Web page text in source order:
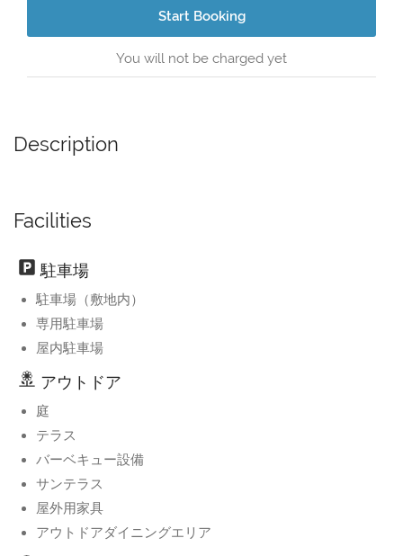
Start Booking
You will not be charged yet
Description
Facilities
駐車場
駐車場（敷地内）
専用駐車場
屋内駐車場
アウトドア
庭
テラス
バーベキュー設備
サンテラス
屋外用家具
アウトドアダイニングエリア